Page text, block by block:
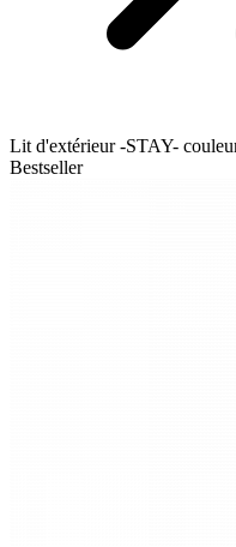
Lit d'extérieur -STAY-
Bestseller